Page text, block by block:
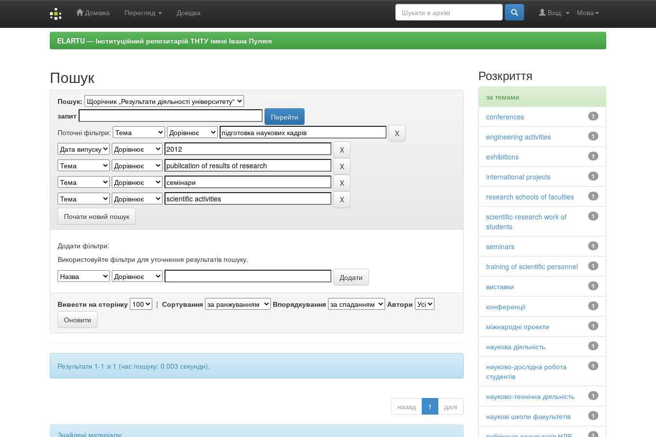
Домівка Перегляд Довідка Мова
Вхід:
ELARTU — Інституційний репозитарій ТНТУ імені Івана Пулюя
Пошук
Пошук:
запит
Поточні фільтри:
Почати новий пошук
Додати фільтри:
Використовуйте фільтри для уточнення результатів пошуку.
Вивести на сторінку | Сортування Впорядкування Автори
Результати 1-1 зі 1 (час пошуку: 0.003 секунди).
назад 1 далі
Знайдені матеріали:
Розкриття
за темами
1
conferences
1
engineering activities
1
exhibitions
1
international projects
1
research schools of faculties
1
scientific-research work of
students
1
seminars
1
training of scientific personnel
1
виставки
1
конференції
1
міжнародні проекти
1
наукова діяльність
1
науково-дослідна робота
студентів
1
науково-технічна діяльність
1
наукові школи факультетів